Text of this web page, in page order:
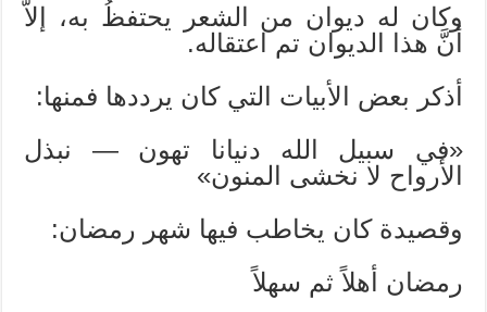
وكان له ديوان من الشعر يحتفظُ به، إلاَّ
أنَّ هذا الديوان تم اعتقاله.
أذكر بعض الأبيات التي كان يرددها فمنها:
«في سبيل الله دنيانا تهون — نبذل
الأرواح لا نخشى المنون»
وقصيدة كان يخاطب فيها شهر رمضان:
رمضان أهلاً ثم سهلاً